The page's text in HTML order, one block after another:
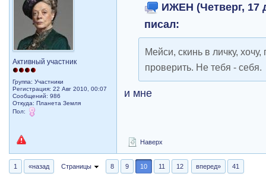
Активный участник
Группа: Участники
Регистрация: 22 Авг 2010, 00:07
Сообщений: 986
Откуда: Планета Земля
Пол:
ИЖЕН (Четверг, 17
писал:
Мейси, скинь в личку,
проверить. Не тебя - себя.
и мне
Наверх
1 «назад Страницы 8 9 10 11 12 вперед» 41